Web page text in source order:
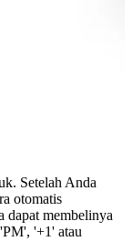
Setelah Anda
otomatis
dapat membelinya
'+1' atau